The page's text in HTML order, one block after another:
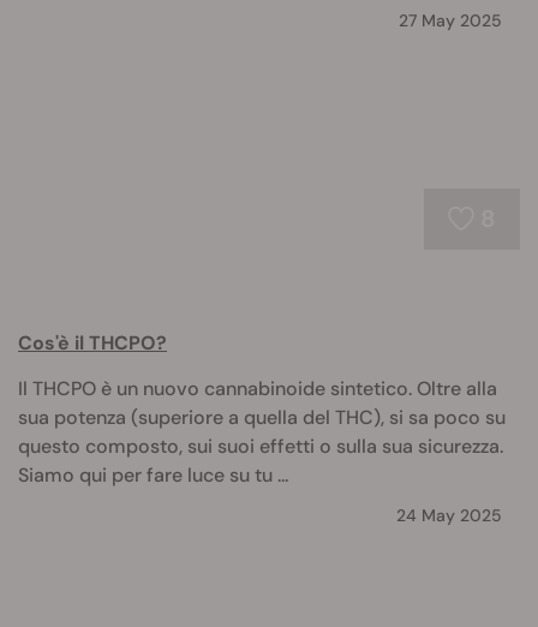
27 May 2025
Cos'è il THCPO?
Il THCPO è un nuovo cannabinoide sintetico. Oltre alla
sua potenza (superiore a quella del THC), si sa poco su
questo composto, sui suoi effetti o sulla sua sicurezza.
Siamo qui per fare luce su tu ...
24 May 2025